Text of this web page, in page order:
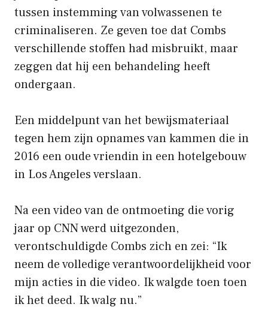
tussen instemming van volwassenen te
criminaliseren. Ze geven toe dat Combs
verschillende stoffen had misbruikt, maar
zeggen dat hij een behandeling heeft
ondergaan.
Een middelpunt van het bewijsmateriaal
tegen hem zijn opnames van kammen die in
2016 een oude vriendin in een hotelgebouw
in Los Angeles verslaan.
Na een video van de ontmoeting die vorig
jaar op CNN werd uitgezonden,
verontschuldigde Combs zich en zei: “Ik
neem de volledige verantwoordelijkheid voor
mijn acties in die video. Ik walgde toen toen
ik het deed. Ik walg nu.”